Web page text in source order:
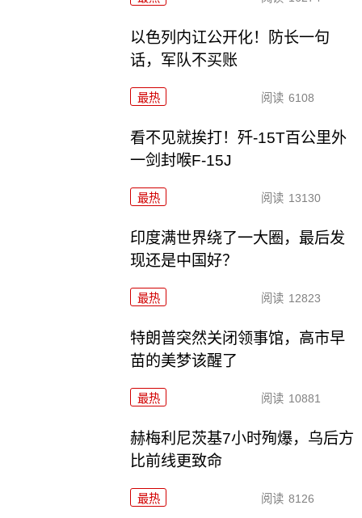
以色列内讧公开化！防长一句
话，军队不买账
最热 阅读 6108
看不见就挨打！歼-15T百公里外
一剑封喉F-15J
最热 阅读 13130
印度满世界绕了一大圈，最后发
现还是中国好？
最热 阅读 12823
特朗普突然关闭领事馆，高市早
苗的美梦该醒了
最热 阅读 10881
赫梅利尼茨基7小时殉爆，乌后方
比前线更致命
最热 阅读 8126